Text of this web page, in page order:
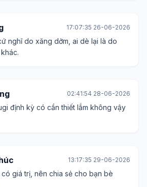
17:07:35 26-06-2026
nghĩ do xăng dởm, ai dè lại là do
02:41:54 28-06-2026
định kỳ có cần thiết lắm không vậy
13:17:35 29-06-2026
có giá trị, nên chia sẻ cho bạn bè